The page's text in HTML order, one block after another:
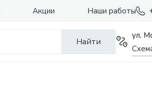
Наши работы
Акции
Найти
ул.